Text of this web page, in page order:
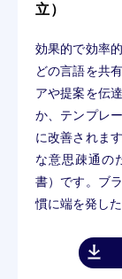
立）
効果的で効率
どの言語を共
アや提案を伝
か、テンプレ
に改善されま
な意思疎通の
書）です。ブ
慣に端を発した